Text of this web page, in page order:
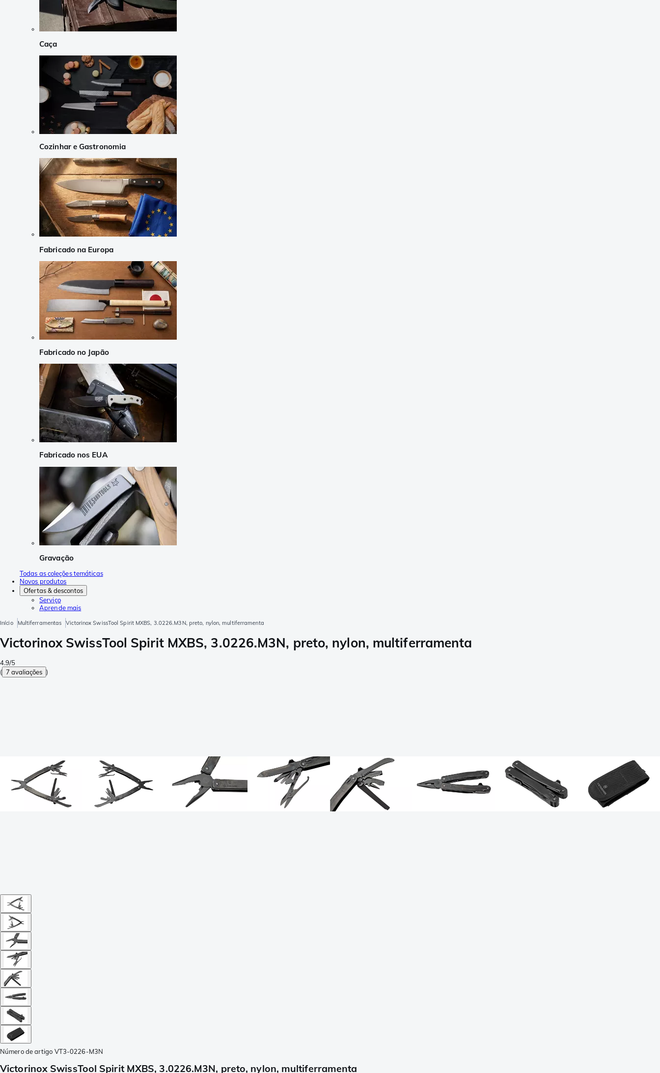
Caça
Cozinhar e Gastronomia
Fabricado na Europa
Fabricado no Japão
Fabricado nos EUA
Gravação
Todas as coleções temáticas
Novos produtos
Ofertas & descontos
Serviço
Aprende mais
Início Multiferramentas Victorinox SwissTool Spirit MXBS, 3.0226.M3N, preto, nylon, multiferramenta
Victorinox SwissTool Spirit MXBS, 3.0226.M3N, preto, nylon, multiferramenta
4.9/5
( 7 avaliações )
Número de artigo VT3-0226-M3N
Victorinox SwissTool Spirit MXBS, 3.0226.M3N, preto, nylon, multiferramenta